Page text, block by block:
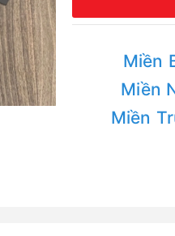
Miền
Miền
Miền